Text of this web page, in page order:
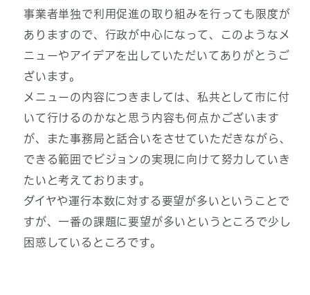
事業者単独で利用促進の取り組みを行っても限度が
ありますので、行政が中心になって、このようなメ
ニューやアイデアを出していただいてありがとうご
ざいます。
メニューの内容につきましては、私共として市に付
いて行けるのかなと思う内容も何点かございます
が、また事務局と話合いをさせていただきながら、
できる範囲でビジョンの実現に向けて努力していき
たいと考えております。
ダイヤや運行本数に対する要望が多いということで
すが、一番の課題に要望が多いというところで少し
困惑しているところです。